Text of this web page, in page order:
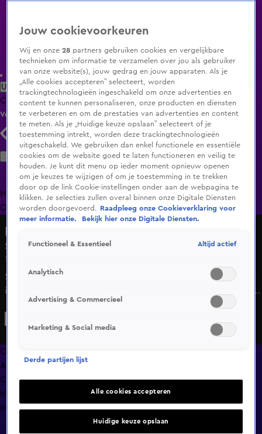
Uitzending Gemist Populaire programma's Zenders Genres
ClipsFilmsRadioSmart TV inlogShop
Volg KIJK
Zoeken
HomeUitzending Gemist Programma's De Bondgenoten
OranjezomerLivestreamsShop
Sommige vragen kun je beter niet stellen...
11 juli 2025, 11:56
Shilberson is razendbenieuwd in Lang Leve de Liefde: wat
is er aan hem dat Cherrejean niet aanspreekt? Cherrejean
probeert onder de vraag uit te komen, omdat haar
het op. Hoe reageert Shilberson hierop?
Overzicht
Afleveringen
Clips
Hoe is het nu met?
Info
Jouw cookievoorkeuren
Wij en onze28 partners gebruiken cookies en vergelijkbare
technieken om informatie te verzamelen over jou als gebruiker
van onze website(s), jouw gedrag en jouw apparaten. Als je
„Alle cookies accepteren” selecteert, worden
trackingtechnologieën ingeschakeld om onze advertenties en
content te kunnen personaliseren, onze producten en diensten
te verbeteren en om de prestaties van advertenties en content
te meten. Als je „Huidige keuze opslaan” selecteert of je
toestemming intrekt, worden deze trackingtechnologieën
uitgeschakeld. We gebruiken dan enkel functionele en essentiële
cookies om de website goed te laten functioneren en veilig te
houden. Je kunt dit menu op ieder moment opnieuw openen
om je keuzes te wijzigen of om je toestemming in te trekken
door op de link Cookie-instellingen onder aan de webpagina te
klikken. Je selecties zullen overal binnen onze Digitale Diensten
worden doorgevoerd.
Raadpleeg onze Cookieverklaring voor
meer informatie.
Bekijk hier onze Digitale Diensten.
Functioneel & Essentieel Altijd actief
Analytisch
Advertising & Commercieel
Marketing & Social media
Derde partijen lijst
Alle cookies accepteren
Huidige keuze opslaan